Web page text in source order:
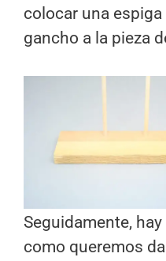
colocar una espiga
gancho a la pieza
Seguidamente,
como queremos